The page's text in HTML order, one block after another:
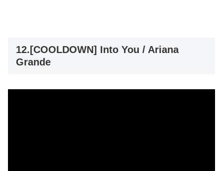
12.[COOLDOWN] Into You / Ariana
Grande